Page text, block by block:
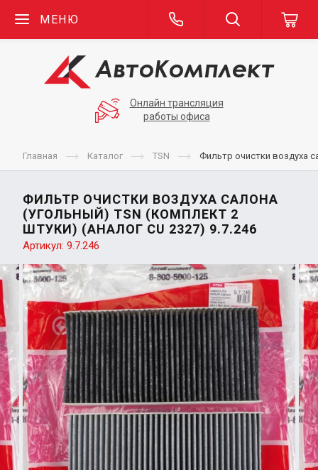
МЕНЮ
Онлайн трансляция
работы офиса
Главная Каталог TSN Фильтр очистки воздуха
ФИЛЬТР ОЧИСТКИ ВОЗДУХА САЛОНА
(УГОЛЬНЫЙ) TSN (КОМПЛЕКТ 2
ШТУКИ) (АНАЛОГ CU 2327) 9.7.246
Артикул: 9.7.246